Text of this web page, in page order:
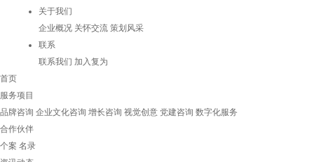
关于我们
企业概况 关怀交流 策划风采
联系
联系我们 加入复为
首页
服务项目
品牌咨询 企业文化咨询 增长咨询 视觉创意 党建咨询 数字化服务
合作伙伴
个案 名录